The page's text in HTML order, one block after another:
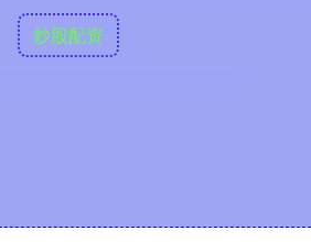
炒股配资